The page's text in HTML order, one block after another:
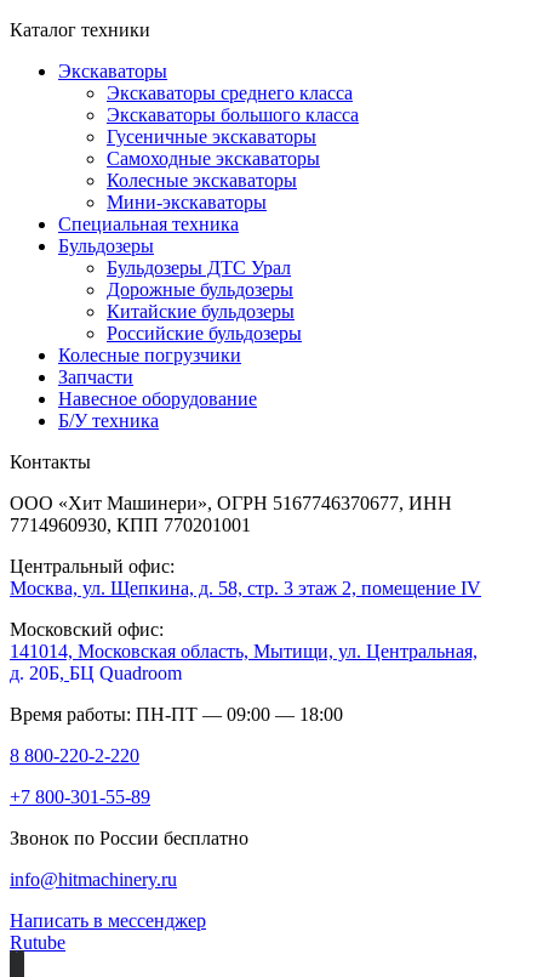
Каталог техники
Экскаваторы
Экскаваторы среднего класса
Экскаваторы большого класса
Гусеничные экскаваторы
Самоходные экскаваторы
Колесные экскаваторы
Мини-экскаваторы
Специальная техника
Бульдозеры
Бульдозеры ДТС Урал
Дорожные бульдозеры
Китайские бульдозеры
Российские бульдозеры
Колесные погрузчики
Запчасти
Навесное оборудование
Б/У техника
Контакты
ООО «Хит Машинери», ОГРН 5167746370677, ИНН
7714960930, КПП 770201001
Центральный офис:
Москва, ул. Щепкина, д. 58, стр. 3 этаж 2, помещение IV
Московский офис:
141014, Московская область, Мытищи, ул. Центральная,
д. 20Б, БЦ Quadroom
Время работы: ПН-ПТ — 09:00 — 18:00
8 800-220-2-220
+7 800-301-55-89
Звонок по России бесплатно
info@hitmachinery.ru
Написать в мессенджер
Rutube